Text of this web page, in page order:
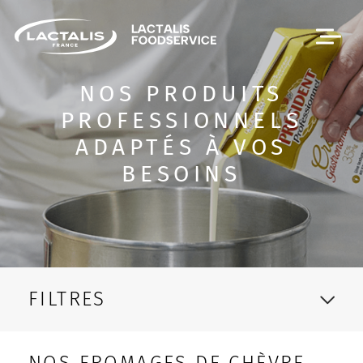
Passer le menu
NOS PRODUITS
PROFESSIONNELS
ADAPTÉS À VOS
BESOINS
FILTRES